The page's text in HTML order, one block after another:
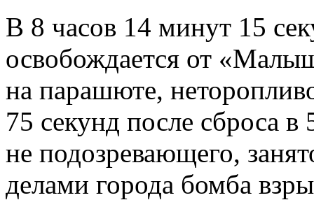
В 8 часов 14 минут 15
освобождается от
на парашюте,
75 секунд после сброса
не подозревающего,
делами города бомба